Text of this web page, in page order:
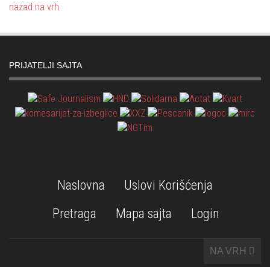
nazad na vrh
PRIJATELJI SAJTA
Naslovna
Uslovi Korišćenja
Pretraga
Mapa sajta Login
NA VRH